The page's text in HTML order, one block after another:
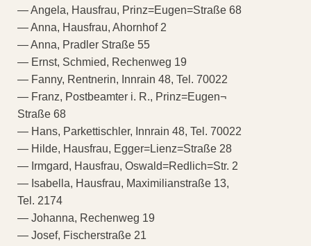
— Angela, Hausfrau, Prinz=Eugen=Straße 68
— Anna, Hausfrau, Ahornhof 2
— Anna, Pradler Straße 55
— Ernst, Schmied, Rechenweg 19
— Fanny, Rentnerin, Innrain 48, Tel. 70022
— Franz, Postbeamter i. R., Prinz=Eugen¬
Straße 68
— Hans, Parkettischler, Innrain 48, Tel. 70022
— Hilde, Hausfrau, Egger=Lienz=Straße 28
— Irmgard, Hausfrau, Oswald=Redlich=Str. 2
— Isabella, Hausfrau, Maximilianstraße 13,
Tel. 2174
— Johanna, Rechenweg 19
— Josef, Fischerstraße 21